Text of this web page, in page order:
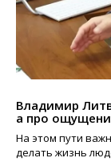
Владимир
а про
На этом пути
делать жизнь